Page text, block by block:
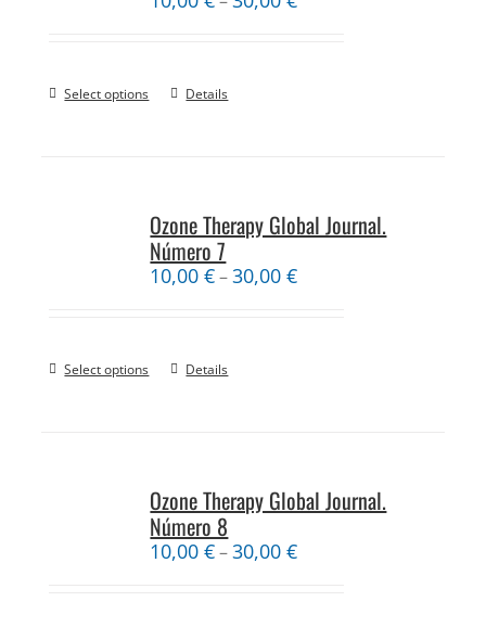
Select options Details
Ozone Therapy Global Journal.
Número 7
10,00€–30,00€
Select options Details
Ozone Therapy Global Journal.
Número 8
10,00€–30,00€